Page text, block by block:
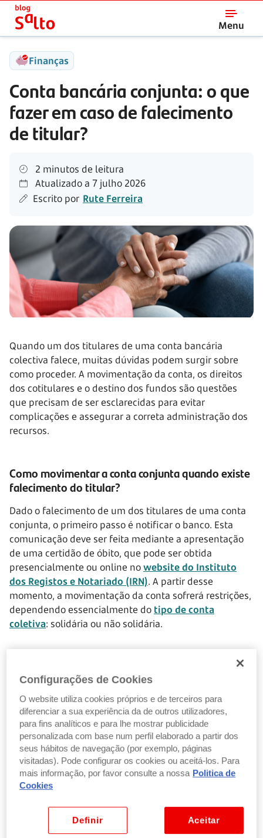
Menu
Salto
Finanças
Conta bancária conjunta: o que
fazer em caso de falecimento
de titular?
2 minutos de leitura
Atualizado a 7 julho 2026
Escrito por Rute Ferreira
Quando um dos titulares de uma conta bancária
colectiva falece, muitas dúvidas podem surgir sobre
como proceder. A movimentação da conta, os direitos
dos cotitulares e o destino dos fundos são questões
que precisam de ser esclarecidas para evitar
complicações e assegurar a correta administração dos
recursos.
Como movimentar a conta conjunta quando existe
falecimento do titular?
Dado o falecimento de um dos titulares de uma conta
conjunta, o primeiro passo é notificar o banco. Esta
comunicação deve ser feita mediante a apresentação
de uma certidão de óbito, que pode ser obtida
presencialmente ou online nowebsite do Instituto
dos Registos e Notariado (IRN). A partir desse
momento, a movimentação da conta sofrerá restrições,
dependendo essencialmente do tipo de conta
coletiva: solidária ou não solidária.
Numa conta solidária, qualquer um dos titulares pode
movimentar a conta de forma autónoma. No entanto,
após o falecimento de um dos titulares, os bancos
aplicam, por regra, uma presunção de divisão igual do
saldo entre os titulares colocando em cativeiro a quota-
parte do saldo devida ao titular falecido.
Na prática, isto significa que o cotitular vivo pode
lhe é presumivelmente imputada
, ficando a quota-
parte correspondente ao titular falecido bloqueada até
Configurações de Cookies
O website utiliza cookies próprios e de terceiros para
diferenciar a sua experiência da de outros utilizadores,
para fins analíticos e para lhe mostrar publicidade
personalizada com base num perfil elaborado a partir dos
seus hábitos de navegação (por exemplo, páginas
visitadas). Pode configurar os cookies ou aceitá-los. Para
mais informação, por favor consulte a nossa Politica de
Cookies
Aceitar
Definir